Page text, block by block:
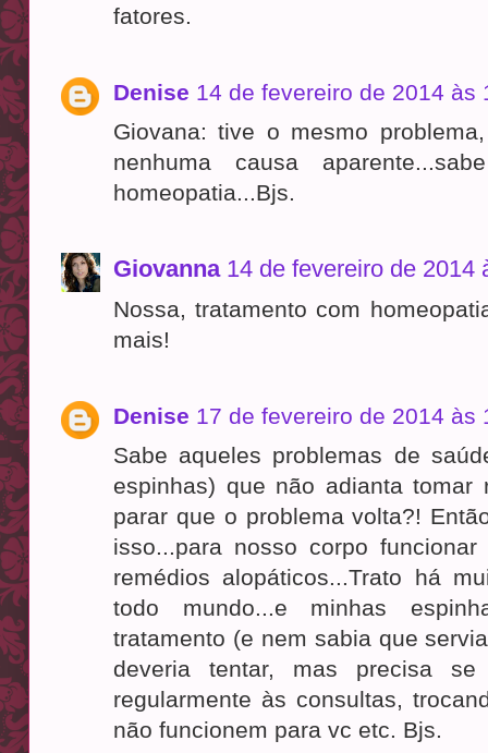
fatores.
Denise 14 de fevereiro de 2014 às
Giovana: tive o mesmo
nenhuma causa
homeopatia...Bjs.
Giovanna 14 de fevereiro de 2014
Nossa, tratamento com
mais!
Denise 17 de fevereiro de 2014 às
Sabe aqueles problemas de
espinhas) que não adianta
parar que o problema volta?!
isso...para nosso corpo
remédios alopáticos...Trato há
todo mundo...e minhas
tratamento (e nem sabia que
deveria tentar, mas precisa se
regularmente às consultas,
não funcionem para vc etc. Bjs.